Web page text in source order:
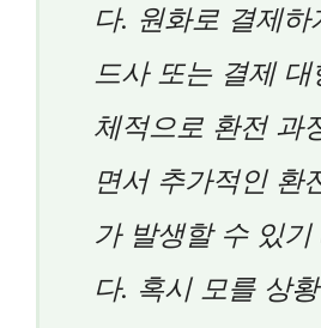
다. 원화로 결제하
드사 또는 결제 대
체적으로 환전 과
면서 추가적인 환
가 발생할 수 있기
다. 혹시 모를 상